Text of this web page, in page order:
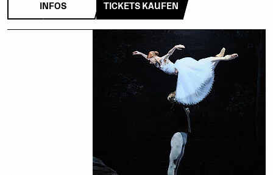
INFOS TICKETS KAUFEN